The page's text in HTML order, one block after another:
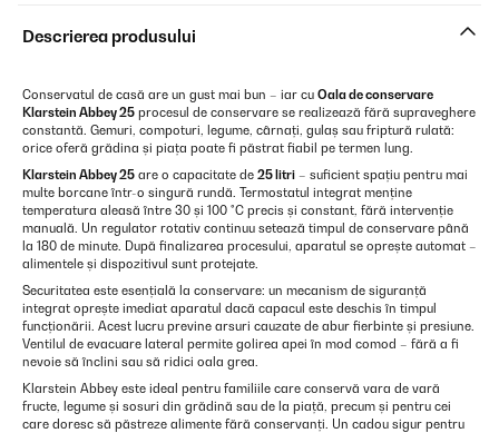
Descrierea produsului
Conservatul de casă are un gust mai bun – iar cu Oala de conservare
Klarstein Abbey 25 procesul de conservare se realizează fără supraveghere
constantă. Gemuri, compoturi, legume, cârnați, gulaș sau friptură rulată:
orice oferă grădina și piața poate fi păstrat fiabil pe termen lung.
Klarstein Abbey 25 are o capacitate de 25 litri – suficient spațiu pentru mai
multe borcane într-o singură rundă. Termostatul integrat menține
temperatura aleasă între 30 și 100 °C precis și constant, fără intervenție
manuală. Un regulator rotativ continuu setează timpul de conservare până
la 180 de minute. După finalizarea procesului, aparatul se oprește automat –
alimentele și dispozitivul sunt protejate.
Securitatea este esențială la conservare: un mecanism de siguranță
integrat oprește imediat aparatul dacă capacul este deschis în timpul
funcționării. Acest lucru previne arsuri cauzate de abur fierbinte și presiune.
Ventilul de evacuare lateral permite golirea apei în mod comod – fără a fi
nevoie să înclini sau să ridici oala grea.
Klarstein Abbey este ideal pentru familiile care conservă vara de vară
fructe, legume și sosuri din grădină sau de la piață, precum și pentru cei
care doresc să păstreze alimente fără conservanți. Un cadou sigur pentru